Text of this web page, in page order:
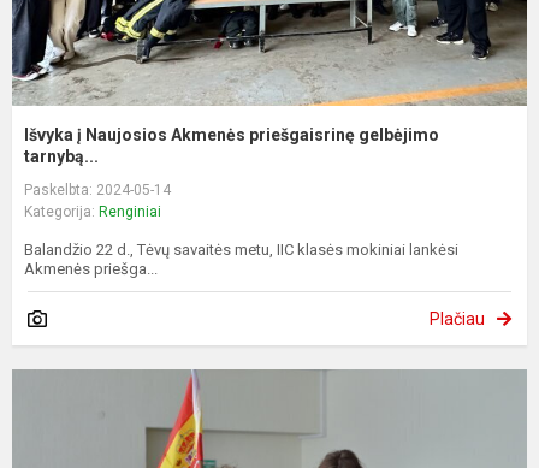
Išvyka į Naujosios Akmenės priešgaisrinę gelbėjimo
tarnybą...
Paskelbta: 2024-05-14
Kategorija: Renginiai
Balandžio 22 d., Tėvų savaitės metu, IIC klasės mokiniai lankėsi
Akmenės priešga...
Plačiau